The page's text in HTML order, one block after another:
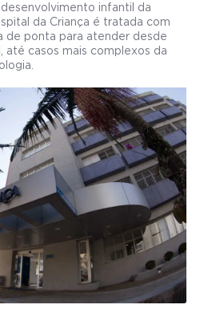
infantil da
da Criança é tratada com
de ponta para atender desde
até casos mais complexos da